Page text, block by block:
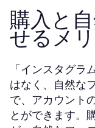
購入と
せるメ
「インスタグ
はなく、自然な
で、アカウント
とができます。